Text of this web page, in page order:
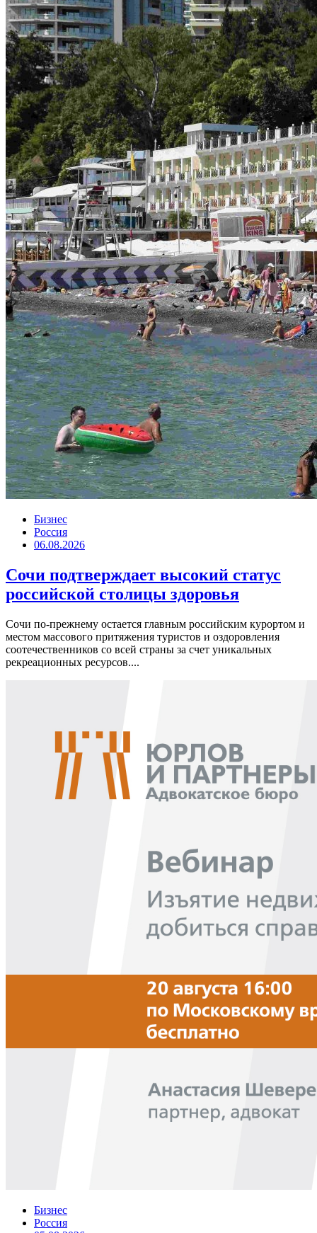
Бизнес
Россия
06.08.2026
Сочи подтверждает высокий статус
российской столицы здоровья
Сочи по-прежнему остается главным российским курортом и
местом массового притяжения туристов и оздоровления
соотечественников со всей страны за счет уникальных
рекреационных ресурсов....
Бизнес
Россия